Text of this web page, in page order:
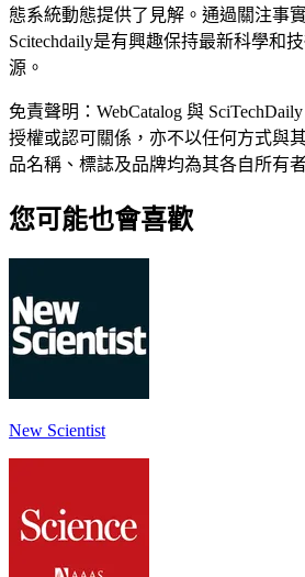
態系統動態提供了見解。通過關注事
Scitechdaily是有興趣保持最新科學和
源。
免責聲明：WebCatalog 與
授權或認可關係，亦不以任何方式與
品名稱、標誌及品牌均為其各自所有
您可能也會喜歡
New Scientist